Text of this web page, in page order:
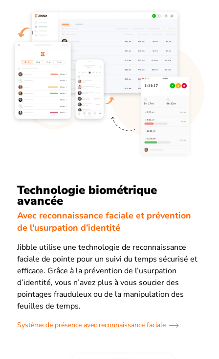
Technologie biométrique
avancée
Avec reconnaissance faciale et prévention
de l'usurpation d’identité
Jibble utilise une technologie de reconnaissance
faciale de pointe pour un suivi du temps sécurisé et
efficace. Grâce à la prévention de l’usurpation
d’identité, vous n’avez plus à vous soucier des
pointages frauduleux ou de la manipulation des
feuilles de temps.
Système de présence avec reconnaissance faciale